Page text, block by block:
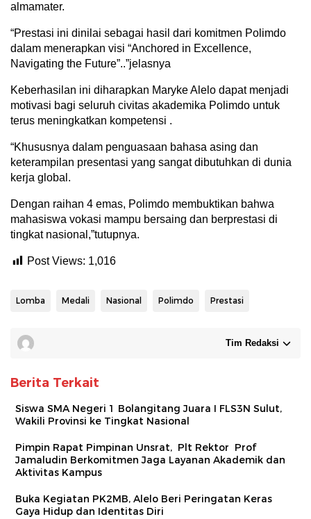
almamater.
“Prestasi ini dinilai sebagai hasil dari komitmen Polimdo
dalam menerapkan visi “Anchored in Excellence,
Navigating the Future”..”jelasnya
Keberhasilan ini diharapkan Maryke Alelo dapat menjadi
motivasi bagi seluruh civitas akademika Polimdo untuk
terus meningkatkan kompetensi .
“Khususnya dalam penguasaan bahasa asing dan
keterampilan presentasi yang sangat dibutuhkan di dunia
kerja global.
Dengan raihan 4 emas, Polimdo membuktikan bahwa
mahasiswa vokasi mampu bersaing dan berprestasi di
tingkat nasional,”tutupnya.
Post Views: 1,016
Lomba Medali Nasional Polimdo Prestasi
Tim Redaksi
Berita Terkait
Siswa SMA Negeri 1 Bolangitang Juara I FLS3N Sulut,
Wakili Provinsi ke Tingkat Nasional
Pimpin Rapat Pimpinan Unsrat, Plt Rektor Prof
Jamaludin Berkomitmen Jaga Layanan Akademik dan
Aktivitas Kampus
Buka Kegiatan PK2MB, Alelo Beri Peringatan Keras
Gaya Hidup dan Identitas Diri